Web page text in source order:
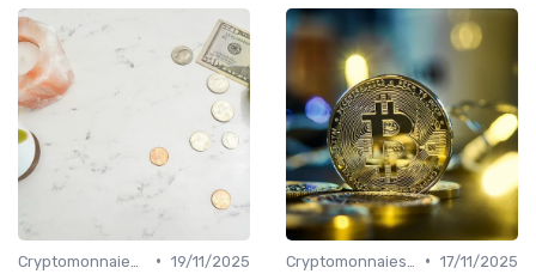
• 19/11/2025
• 17/11/2025